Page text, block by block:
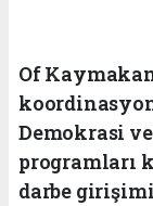
Of
Demokrasi
programları
darbe